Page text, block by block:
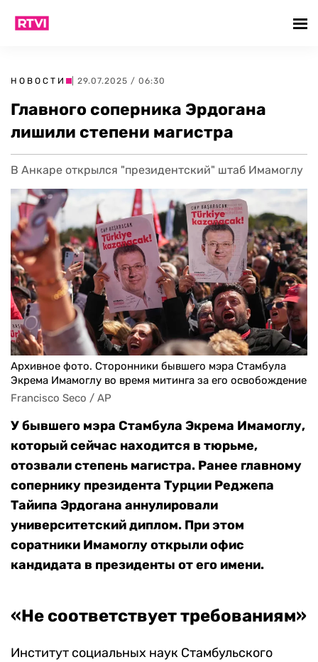
НОВОСТИ | 29.07.2025 / 06:30
Главного соперника Эрдогана
лишили степени магистра
В Анкаре открылся "президентский" штаб Имамоглу
Архивное фото. Сторонники бывшего мэра Стамбула
Экрема Имамоглу во время митинга за его освобождение
Francisco Seco / AP
У бывшего мэра Стамбула Экрема Имамоглу,
который сейчас находится в тюрьме,
отозвали степень магистра. Ранее главному
сопернику президента Турции Реджепа
Тайипа Эрдогана аннулировали
университетский диплом. При этом
соратники Имамоглу открыли офис
кандидата в президенты от его имени.
«Не соответствует требованиям»
Институт социальных наук Стамбульского